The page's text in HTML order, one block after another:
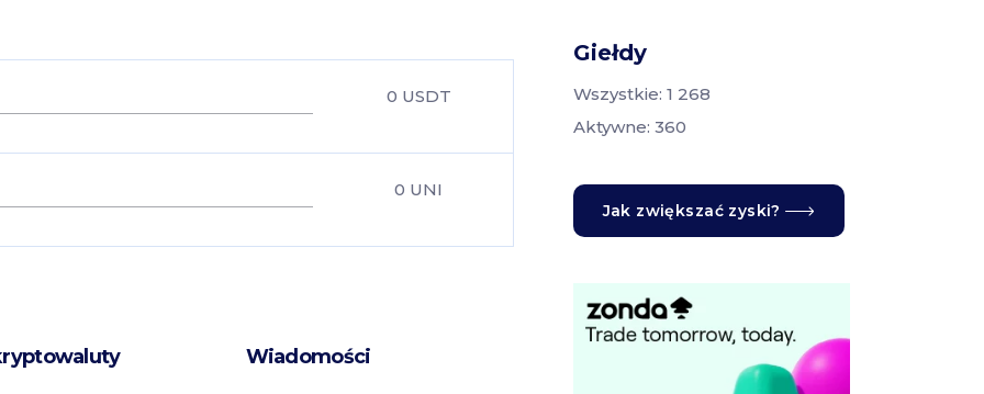
0 USDT
0 UNI
Wiadomości
Giełdy
Wszystkie: 1 268
Aktywne: 360
Jak zwiększać zyski?